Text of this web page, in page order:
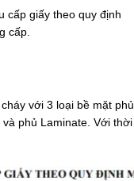
cấp giấy theo quy định
cấp.
với 3 loại bề mặt phủ
phủ Laminate. Với thời